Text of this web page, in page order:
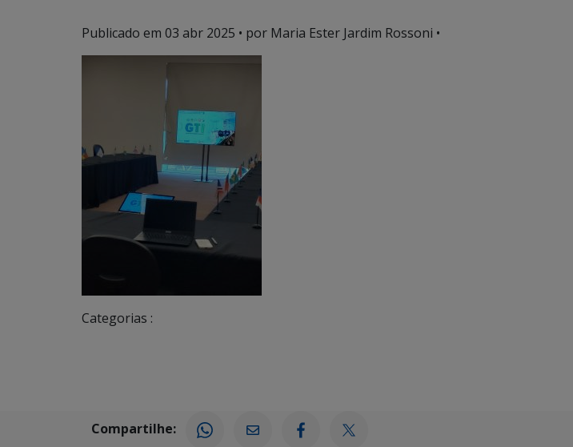
Publicado em 03 abr 2025 • por Maria Ester Jardim Rossoni •
Categorias :
Compartilhe: